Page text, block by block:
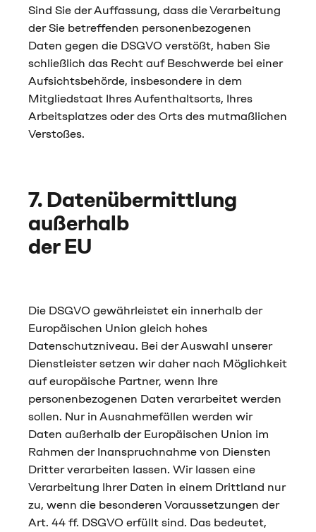
Sind Sie der Auffassung, dass die Verarbeitung
der Sie betreffenden personenbezogenen
Daten gegen die DSGVO verstößt, haben Sie
schließlich das Recht auf Beschwerde bei einer
Aufsichtsbehörde, insbesondere in dem
Mitgliedstaat Ihres Aufenthaltsorts, Ihres
Arbeitsplatzes oder des Orts des mutmaßlichen
Verstoßes.
7. Datenübermittlung
außerhalb
der EU
Die DSGVO gewährleistet ein innerhalb der
Europäischen Union gleich hohes
Datenschutzniveau. Bei der Auswahl unserer
Dienstleister setzen wir daher nach Möglichkeit
auf europäische Partner, wenn Ihre
personenbezogenen Daten verarbeitet werden
sollen. Nur in Ausnahmefällen werden wir
Daten außerhalb der Europäischen Union im
Rahmen der Inanspruchnahme von Diensten
Dritter verarbeiten lassen. Wir lassen eine
Verarbeitung Ihrer Daten in einem Drittland nur
zu, wenn die besonderen Voraussetzungen der
Art. 44 ff. DSGVO erfüllt sind. Das bedeutet,